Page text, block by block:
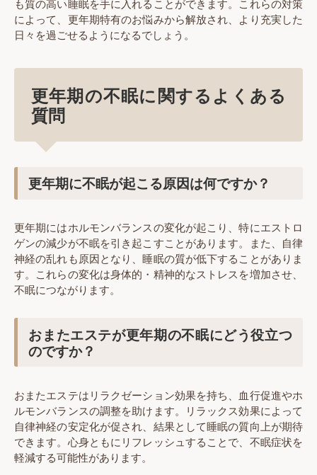
によって、更年期特有のお悩みから解放され、より充実した
日々を過ごせるようになるでしょう。
更年期の不眠に関するよくある
質問
更年期に不眠が起こる原因は何ですか？
更年期にはホルモンバランスの変化が起こり、特にエストロ
ゲンの減少が不眠を引き起こすことがあります。また、自律
神経の乱れも原因となり、睡眠の質が低下することがありま
す。これらの変化は身体的・精神的なストレスを増加させ、
不眠につながります。
おまたエステが更年期の不眠にどう役立つ
のですか？
おまたエステはリラクゼーション効果を持ち、血行促進やホ
ルモンバランスの調整を助けます。リラックス効果によって
自律神経の安定化が促され、結果として睡眠の質向上が期待
できます。心身ともにリフレッシュすることで、不眠症状を
軽減する可能性があります。